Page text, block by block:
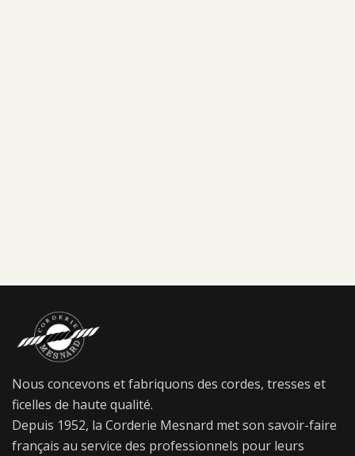
Nous concevons et fabriquons des cordes, tresses et
ficelles de haute qualité.
Depuis 1952, la Corderie Mesnard met son savoir-faire
français au service des professionnels pour leurs